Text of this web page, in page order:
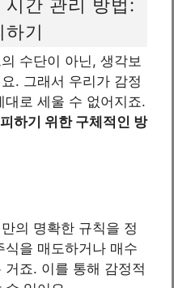
기
수단이 아닌, 생각보
. 그래서 우리가 감정
로 세울 수 없어지죠.
하기 위한 구체적인 방
의 명확한 규칙을 정
을 매도하거나 매수
죠. 이를 통해 감정적